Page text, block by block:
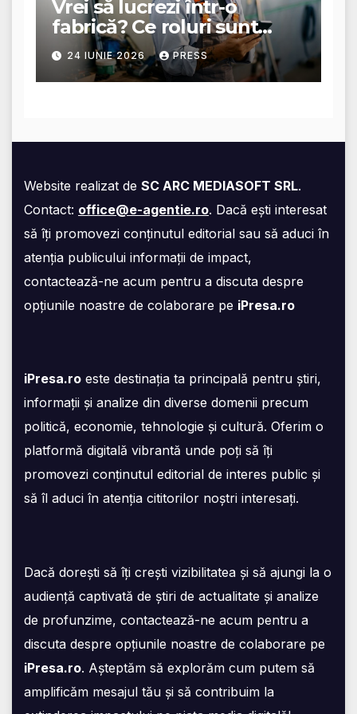
Vrei să lucrezi într-o
fabrică? Ce roluri sunt
disponibile și ce presupun
acestea
24 IUNIE 2026 PRESS
Website realizat de SC ARC MEDIASOFT SRL.
Contact: office@e-agentie.ro. Dacă ești interesat
să îți promovezi conținutul editorial sau să aduci în
atenția publicului informații de impact,
contactează-ne acum pentru a discuta despre
opțiunile noastre de colaborare pe iPresa.ro
iPresa.ro este destinația ta principală pentru știri,
informații și analize din diverse domenii precum
politică, economie, tehnologie și cultură. Oferim o
platformă digitală vibrantă unde poți să îți
promovezi conținutul editorial de interes public și
să îl aduci în atenția cititorilor noștri interesați.
Dacă dorești să îți crești vizibilitatea și să ajungi la o
audiență captivată de știri de actualitate și analize
de profunzime, contactează-ne acum pentru a
discuta despre opțiunile noastre de colaborare pe
iPresa.ro. Așteptăm să explorăm cum putem să
amplificăm mesajul tău și să contribuim la